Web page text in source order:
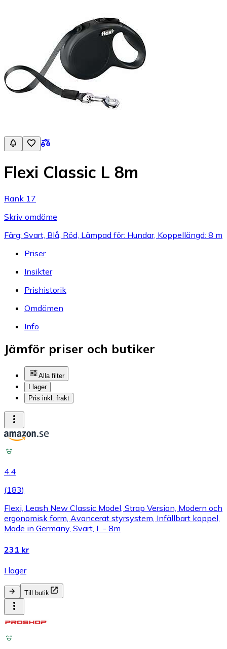
Flexi Classic L 8m
Rank 17
Skriv omdöme
Färg: Svart, Blå, Röd, Lämpad för: Hundar, Koppellängd: 8 m
Priser
Insikter
Prishistorik
Omdömen
Info
Jämför priser och butiker
Alla filter
I lager
Pris inkl. frakt
4.4
(183)
Flexi, Leash New Classic Model, Strap Version, Modern och
ergonomisk form, Avancerat styrsystem, Infällbart koppel,
Made in Germany, Svart, L - 8m
231 kr
I lager
Till butik